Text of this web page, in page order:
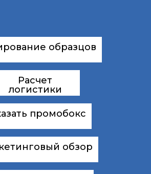
образцов
Расчет
логистики
промобокс
обзор